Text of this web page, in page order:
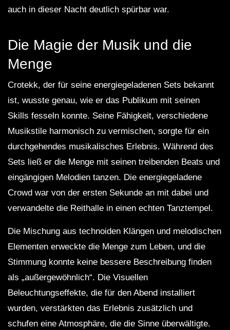
auch in dieser Nacht deutlich spürbar war.
Die Magie der Musik und die
Menge
Crotekk, der für seine energiegeladenen Sets bekannt
ist, wusste genau, wie er das Publikum mit seinen
Skills fesseln konnte. Seine Fähigkeit, verschiedene
Musikstile harmonisch zu vermischen, sorgte für ein
durchgehendes musikalisches Erlebnis. Während des
Sets ließ er die Menge mit seinen treibenden Beats und
eingängigen Melodien tanzen. Die energiegeladene
Crowd war von der ersten Sekunde an mit dabei und
verwandelte die Reithalle in einen echten Tanztempel.
Die Mischung aus technoiden Klängen und melodischen
Elementen erweckte die Menge zum Leben, und die
Stimmung konnte keine bessere Beschreibung finden
als „außergewöhnlich“. Die Visuellen
Beleuchtungseffekte, die für den Abend installiert
wurden, verstärkten das Erlebnis zusätzlich und
schufen eine Atmosphäre, die die Sinne überwältigte.